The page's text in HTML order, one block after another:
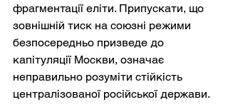
фрагментації еліти. Припускати, що
зовнішній тиск на союзні режими
безпосередньо призведе до
капітуляції Москви, означає
неправильно розуміти стійкість
централізованої російської держави.